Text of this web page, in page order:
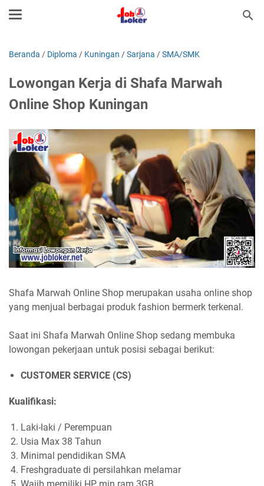
Beranda / Diploma / Kuningan /Sarjana /SMA/SMK
Lowongan Kerja di Shafa Marwah
Online Shop Kuningan
Shafa Marwah Online Shop merupakan usaha online shop
yang menjual berbagai produk fashion bermerk terkenal.
Saat ini Shafa Marwah Online Shop sedang membuka
lowongan pekerjaan untuk posisi sebagai berikut:
CUSTOMER SERVICE (CS)
Kualifikasi:
Laki-laki / Perempuan
Usia Max 38 Tahun
Minimal pendidikan SMA
Freshgraduate di persilahkan melamar